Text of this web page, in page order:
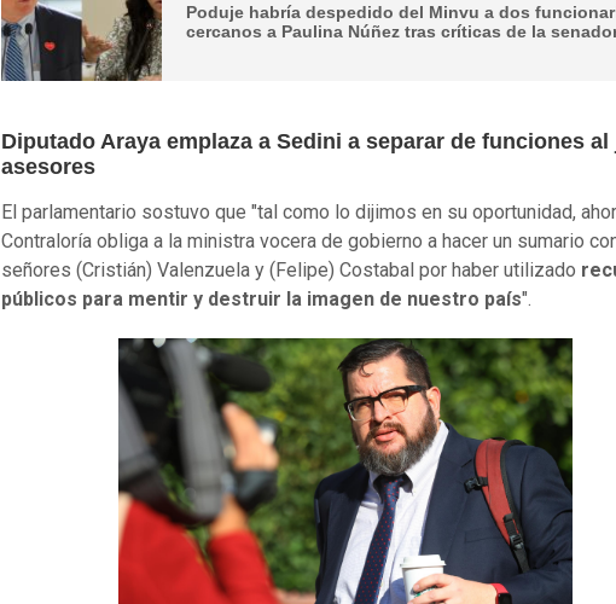
Poduje habría despedido del Minvu a dos
cercanos a Paulina Núñez tras críticas de la
Diputado Araya emplaza a Sedini a separar de funciones al
asesores
El parlamentario sostuvo que "tal como lo dijimos en su oportunidad,
Contraloría obliga a la ministra vocera de gobierno a hacer un sumario
señores (Cristián) Valenzuela y (Felipe) Costabal por haber utilizado
públicos para mentir y destruir la imagen de nuestro país".